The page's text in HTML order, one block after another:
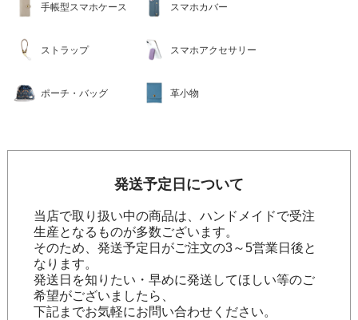
手帳型スマホケース スマホカバー
ストラップ スマホアクセサリー
ポーチ・バッグ 革小物
発送予定日について
当店で取り扱い中の商品は、ハンドメイドで受注
生産となるものが多数ございます。
そのため、発送予定日がご注文の3～5営業日後と
なります。
発送日を知りたい・早めに発送してほしい等のご
希望がございましたら、
下記までお気軽にお問い合わせください。